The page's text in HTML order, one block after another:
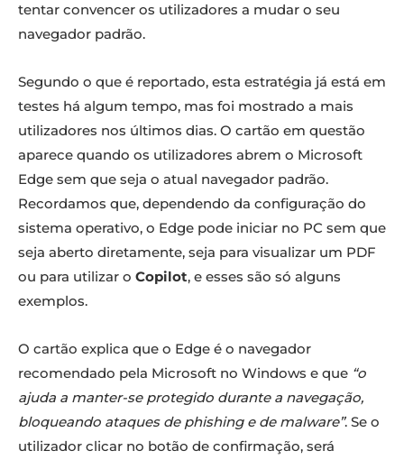
tentar convencer os utilizadores a mudar o seu
navegador padrão.
Segundo o que é reportado, esta estratégia já está em
testes há algum tempo, mas foi mostrado a mais
utilizadores nos últimos dias. O cartão em questão
aparece quando os utilizadores abrem o Microsoft
Edge sem que seja o atual navegador padrão.
Recordamos que, dependendo da configuração do
sistema operativo, o Edge pode iniciar no PC sem que
seja aberto diretamente, seja para visualizar um PDF
ou para utilizar o Copilot, e esses são só alguns
exemplos.
O cartão explica que o Edge é o navegador
recomendado pela Microsoft no Windows e que “o
ajuda a manter-se protegido durante a navegação,
bloqueando ataques de phishing e de malware”. Se o
utilizador clicar no botão de confirmação, será